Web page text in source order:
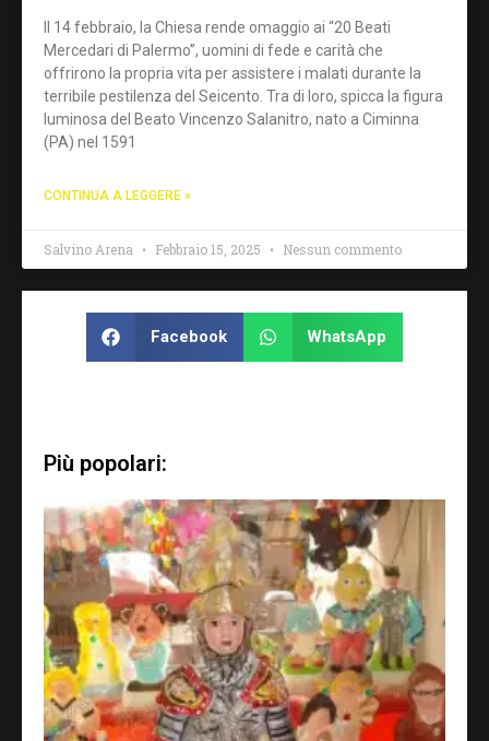
Il 14 febbraio, la Chiesa rende omaggio ai “20 Beati
Mercedari di Palermo”, uomini di fede e carità che
offrirono la propria vita per assistere i malati durante la
terribile pestilenza del Seicento. Tra di loro, spicca la figura
luminosa del Beato Vincenzo Salanitro, nato a Ciminna
(PA) nel 1591
CONTINUA A LEGGERE »
Salvino Arena Febbraio 15, 2025 Nessun commento
Facebook WhatsApp
Più popolari: